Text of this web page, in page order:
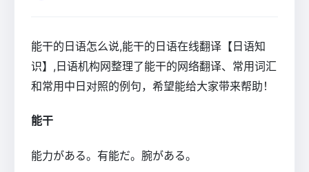
能干的日语怎么说,能干的日语在线翻译【日语知
识】,日语机构网整理了能干的网络翻译、常用词汇
和常用中日对照的例句，希望能给大家带来帮助！
能干
能力がある。有能だ。腕がある。